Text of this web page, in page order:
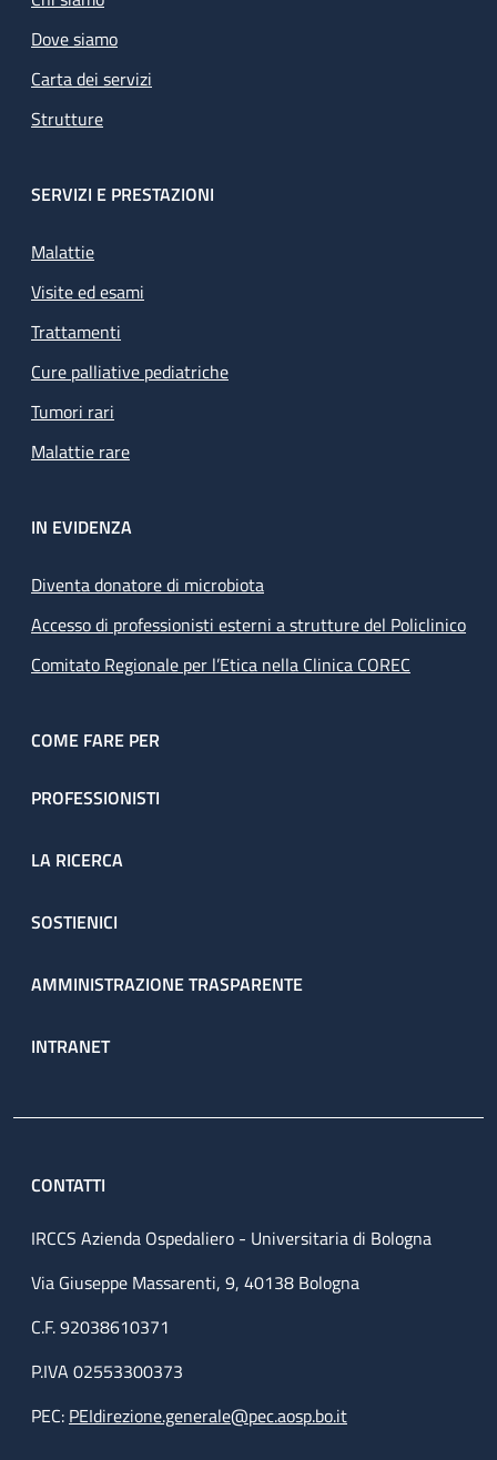
Dove siamo
Carta dei servizi
Strutture
SERVIZI E PRESTAZIONI
Malattie
Visite ed esami
Trattamenti
Cure palliative pediatriche
Tumori rari
Malattie rare
IN EVIDENZA
Diventa donatore di microbiota
Accesso di professionisti esterni a strutture del Policlinico
Comitato Regionale per l’Etica nella Clinica COREC
COME FARE PER
PROFESSIONISTI
LA RICERCA
SOSTIENICI
AMMINISTRAZIONE TRASPARENTE
INTRANET
CONTATTI
IRCCS Azienda Ospedaliero - Universitaria di Bologna
Via Giuseppe Massarenti, 9, 40138 Bologna
C.F. 92038610371
P.IVA 02553300373
PEC: PEIdirezione.generale@pec.aosp.bo.it